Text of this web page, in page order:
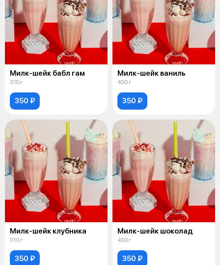
Милк-шейк бабл гам
310 г
350 ₽
Милк-шейк ваниль
400 г
350 ₽
Милк-шейк клубника
310 г
350 ₽
Милк-шейк шоколад
400 г
350 ₽